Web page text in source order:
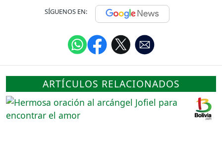
SÍGUENOS EN:
ARTÍCULOS RELACIONADOS